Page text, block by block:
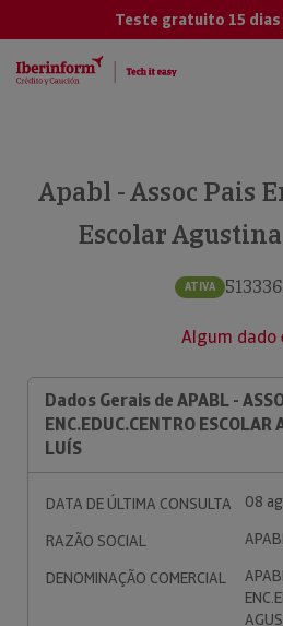
Teste gratuito 15 dias
Apabl - Assoc Pais
Escolar
ATIVA
Algum dado
Dados Gerais de APABL -
ENC.EDUC.CENTRO ESCOLAR
LUÍS
DATA DE ÚLTIMA CONSULTA
08
RAZÃO SOCIAL
DENOMINAÇÃO COMERCIAL